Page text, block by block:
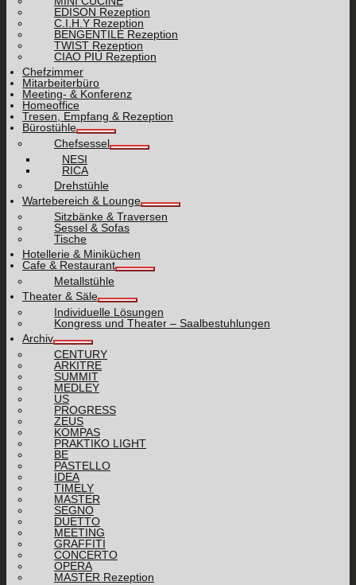
EDISON Rezeption
C.I.H.Y Rezeption
BENGENTILE Rezeption
TWIST Rezeption
CIAO PIÙ Rezeption
Chefzimmer
Mitarbeiterbüro
Meeting- & Konferenz
Homeoffice
Tresen, Empfang & Rezeption
Bürostühle
Chefsessel
NESI
RICA
Drehstühle
Wartebereich & Lounge
Sitzbänke & Traversen
Sessel & Sofas
Tische
Hotellerie & Miniküchen
Cafe & Restaurant
Metallstühle
Theater & Säle
Individuelle Lösungen
Kongress und Theater – Saalbestuhlungen
Archiv
CENTURY
ARKITRE
SUMMIT
MEDLEY
US
PROGRESS
ZEUS
KOMPAS
PRAKTIKO LIGHT
BE
PASTELLO
IDEA
TIMELY
MASTER
SEGNO
DUETTO
MEETING
GRAFFITI
CONCERTO
OPERA
MASTER Rezeption